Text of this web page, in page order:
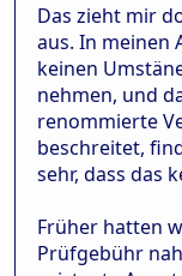
Das zieht mir
aus. In meinen
keinen
nehmen, und
renommierte
beschreitet,
sehr, dass das
Früher hatten
Prüfgebühr